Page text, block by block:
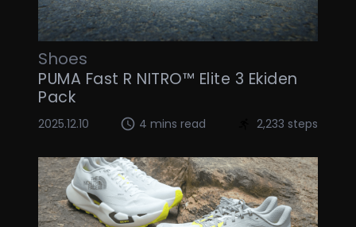
Shoes
PUMA Fast R NITRO™ Elite 3 Ekiden
Pack
2025.12.10 4 mins read 2,233 steps